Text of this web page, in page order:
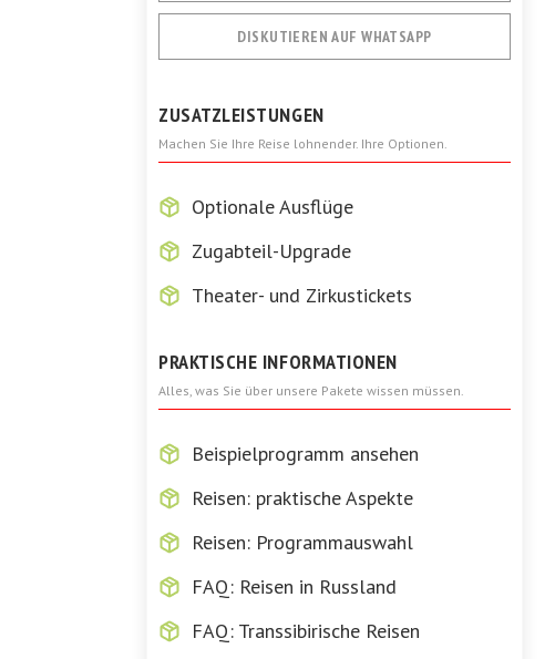
DISKUTIEREN AUF WHATSAPP
ZUSATZLEISTUNGEN
Machen Sie Ihre Reise lohnender. Ihre Optionen.
Optionale Ausflüge
Zugabteil-Upgrade
Theater- und Zirkustickets
PRAKTISCHE INFORMATIONEN
Alles, was Sie über unsere Pakete wissen müssen.
Beispielprogramm ansehen
Reisen: praktische Aspekte
Reisen: Programmauswahl
FAQ: Reisen in Russland
FAQ: Transsibirische Reisen